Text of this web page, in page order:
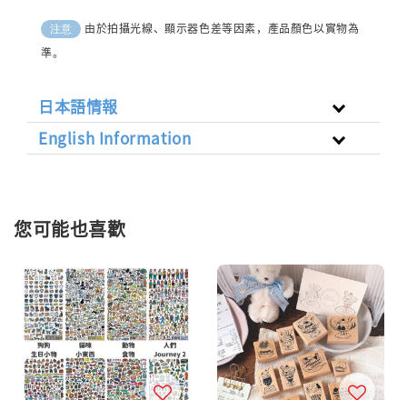
注意
由於拍攝光線、顯示器色差等因素，產品顏色以實物為
準。
日本語情報
English Information
您可能也喜歡